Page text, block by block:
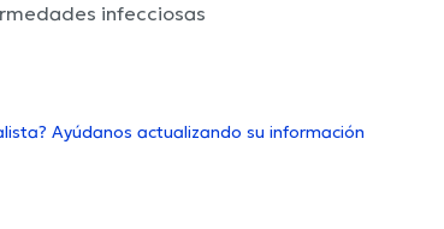
infecciosas
Ayúdanos actualizando su información